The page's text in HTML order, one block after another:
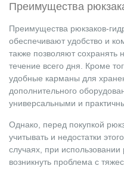
Преимущества
Преимущества рюкзаков-
обеспечивают удобство и
также позволяют
течение всего дня. Кроме
удобные карманы для
дополнительного
универсальными и
Однако, перед покупкой
учитывать и недостатки
случаях, при
возникнуть проблема с